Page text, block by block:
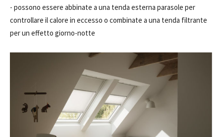
- possono essere abbinate a una tenda esterna parasole per
controllare il calore in eccesso o combinate a una tenda filtrante
per un effetto giorno-notte